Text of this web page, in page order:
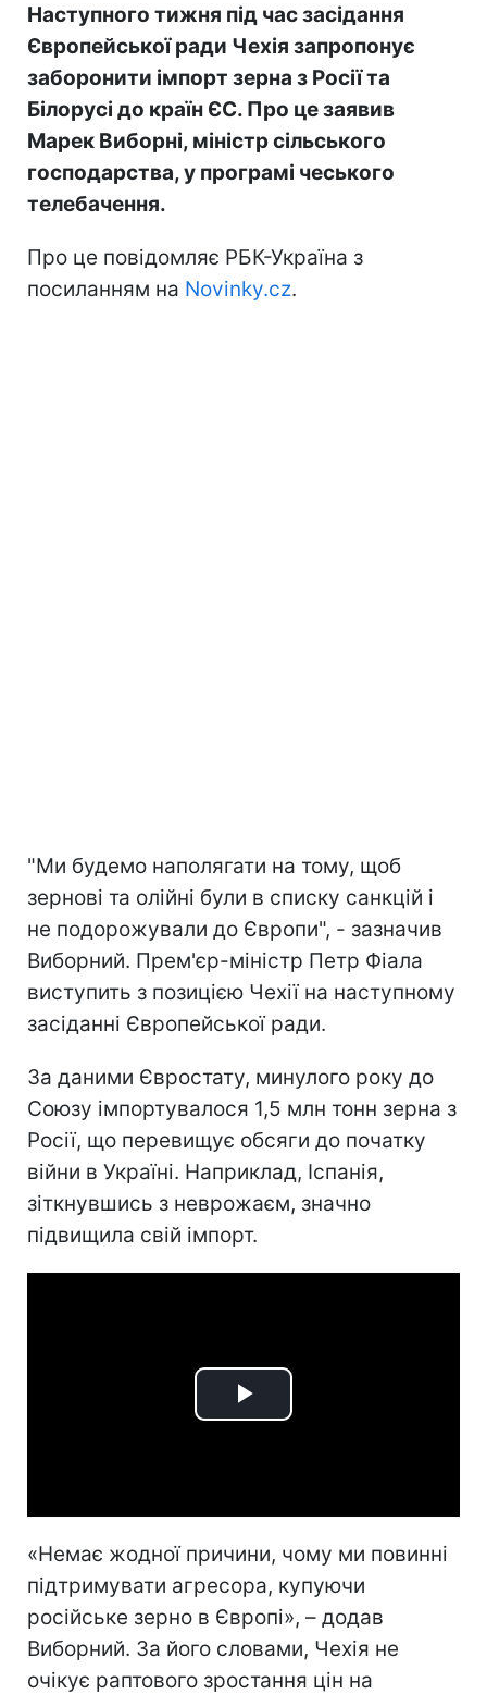
Наступного тижня під час засідання
Європейської ради Чехія запропонує
заборонити імпорт зерна з Росії та
Білорусі до країн ЄС. Про це заявив
Марек Виборні, міністр сільського
господарства, у програмі чеського
телебачення.
Про це повідомляє РБК-Україна з
посиланням на Novinky.cz.
"Ми будемо наполягати на тому, щоб
зернові та олійні були в списку санкцій і
не подорожували до Європи", - зазначив
Виборний. Прем'єр-міністр Петр Фіала
виступить з позицією Чехії на наступному
засіданні Європейської ради.
За даними Євростату, минулого року до
Союзу імпортувалося 1,5 млн тонн зерна з
Росії, що перевищує обсяги до початку
війни в Україні. Наприклад, Іспанія,
зіткнувшись з неврожаєм, значно
підвищила свій імпорт.
Play
«Немає жодної причини, чому ми повинні
підтримувати агресора, купуючи
російське зерно в Європі», – додав
Виборний. За його словами, Чехія не
очікує раптового зростання цін на